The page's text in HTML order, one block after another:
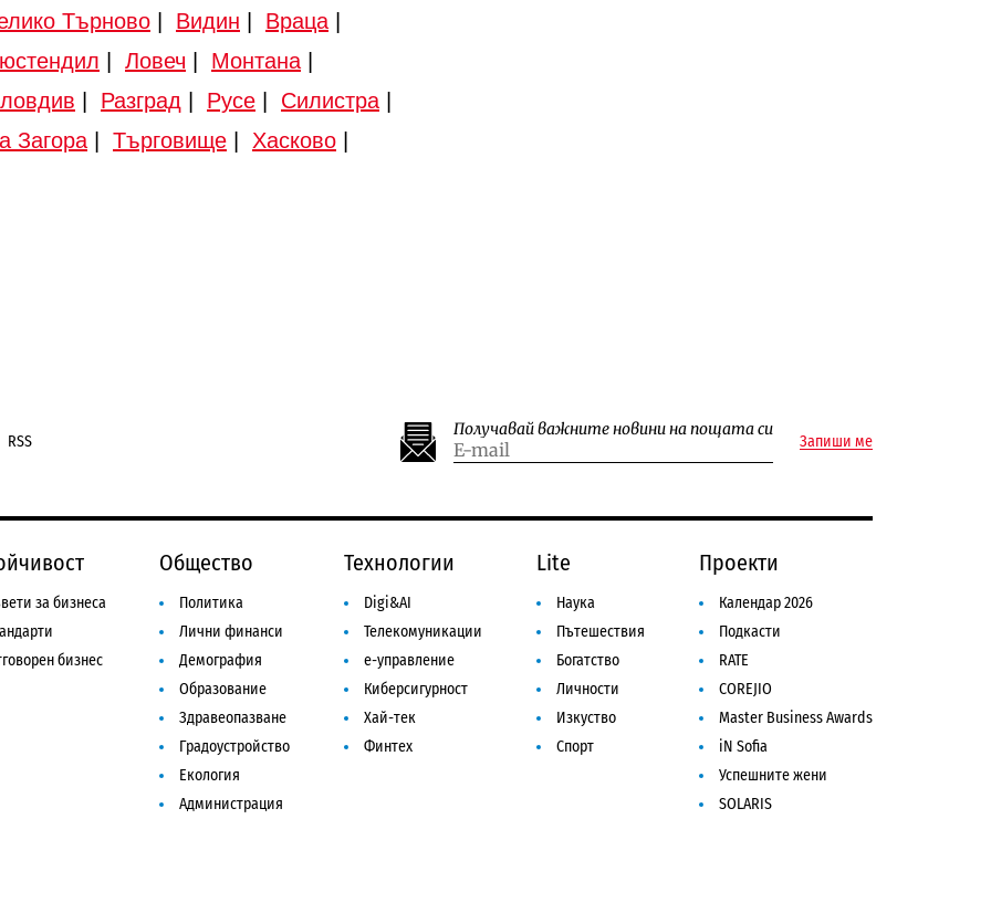
Търново Видин Враца
Ловеч Монтана
Разград Русе Силистра
Загора Търговище Хасково
RSS
Получавай важните новини на пощата си
Запиши ме
за бизнеса
бизнес
Общество
Политика
Лични финанси
Демография
Образование
Здравеопазване
Градоустройство
Екология
Администрация
Технологии
Digi&AI
Телекомуникации
е-управление
Киберсигурност
Хай-тек
Финтех
Lite
Наука
Пътешествия
Богатство
Личности
Изкуство
Спорт
Проекти
Календар 2026
Подкасти
RATE
COREJIO
Master Business Awards
iN Sofia
Успешните жени
SOLARIS